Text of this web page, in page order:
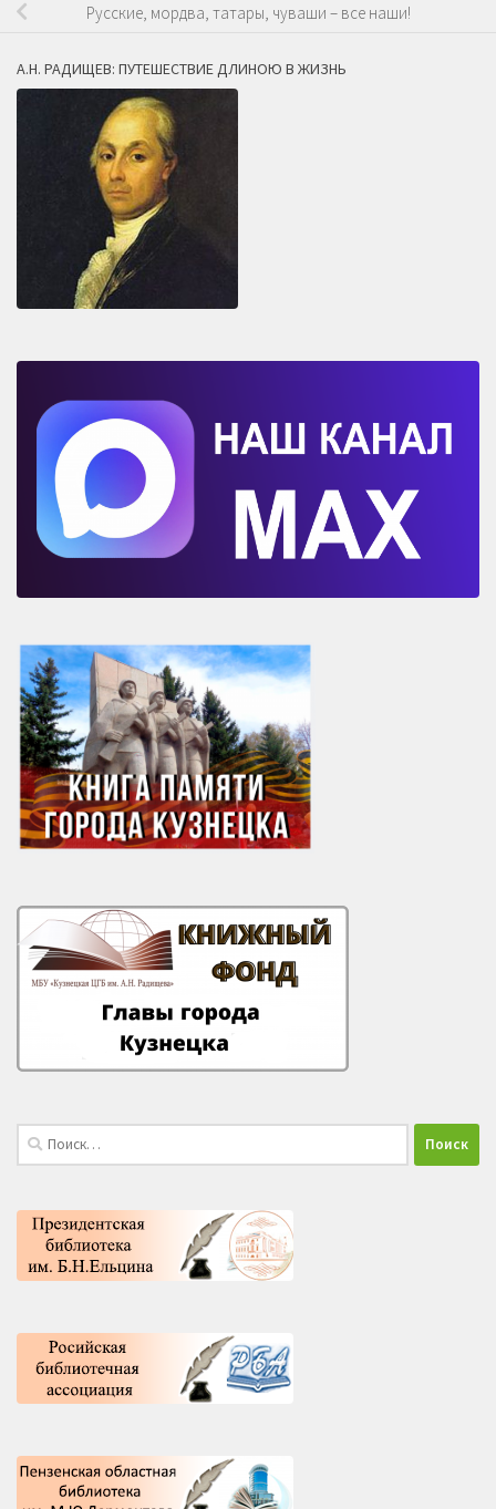
Русские, мордва, татары, чуваши – все наши!
А.Н. РАДИЩЕВ: ПУТЕШЕСТВИЕ ДЛИНОЮ В ЖИЗНЬ
Найти: